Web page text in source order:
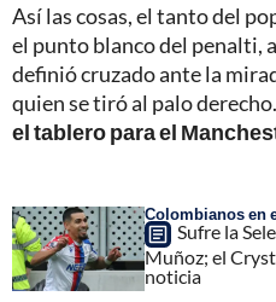
Así las cosas, el tanto del
el punto blanco del penalti,
definió cruzado ante la
quien se tiró al palo derecho.
el tablero para el
Colombianos en
Sufre la
Muñoz; el
noticia